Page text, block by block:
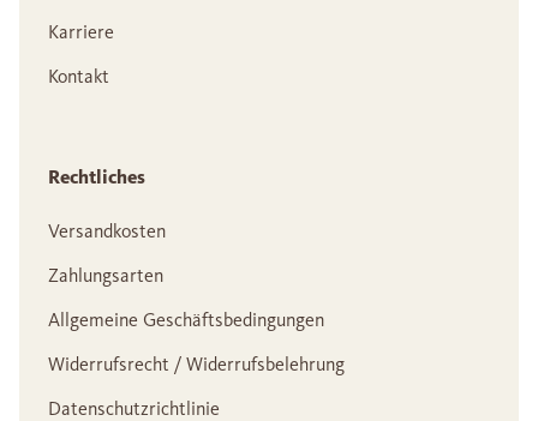
Karriere
Kontakt
Rechtliches
Versandkosten
Zahlungsarten
Allgemeine Geschäftsbedingungen
Widerrufsrecht / Widerrufsbelehrung
Datenschutzrichtlinie